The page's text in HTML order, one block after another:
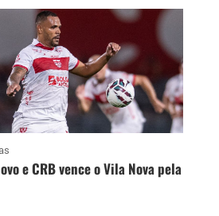
e CRB vence o Vila Nova pela